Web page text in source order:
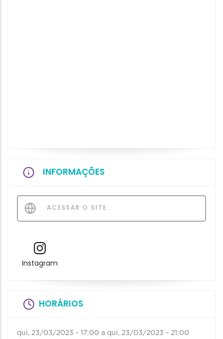
INFORMAÇÕES
ACESSAR O SITE
Instagram
HORÁRIOS
qui, 23/03/2023 - 17:00 a qui, 23/03/2023 - 21:00